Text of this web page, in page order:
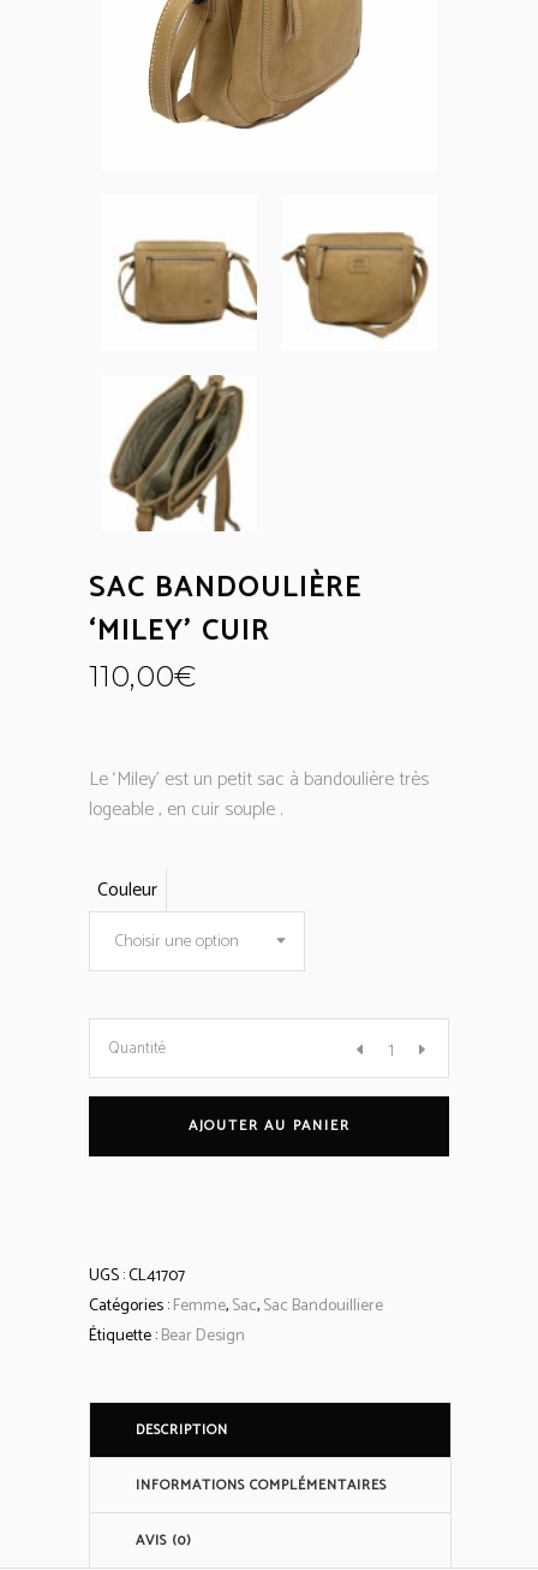
SAC BANDOULIÈRE
‘MILEY’ CUIR
110,00€
Le ‘Miley’ est un petit sac à bandoulière très
logeable , en cuir souple .
Couleur
Choisir une option
Sac
quantity
Quantité
AJOUTER AU PANIER
UGS :CL41707
Catégories :Femme,Sac,Sac Bandouilliere
Étiquette :Bear Design
DESCRIPTION
INFORMATIONS COMPLÉMENTAIRES
AVIS (0)